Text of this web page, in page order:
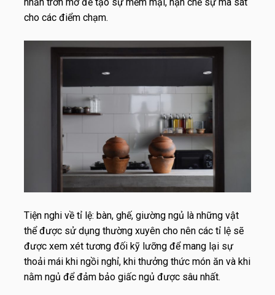
nhẵn trơn mờ để tạo sự mềm mại, hạn chế sự ma sát
cho các điểm chạm.
Tiện nghi về tỉ lệ: bàn, ghế, giường ngủ là những vật
thể được sử dụng thường xuyên cho nên các tỉ lệ sẽ
được xem xét tương đối kỹ lưỡng để mang lại sự
thoải mái khi ngồi nghỉ, khi thưởng thức món ăn và khi
nằm ngủ để đảm bảo giấc ngủ được sâu nhất.